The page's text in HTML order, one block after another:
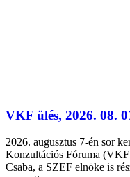
VKF ülés, 2026. 08.
2026. augusztus 7-én sor
Konzultációs Fóruma
Csaba, a SZEF elnöke is